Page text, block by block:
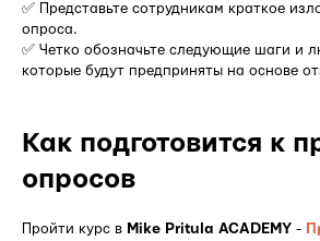
✅ Представьте сотрудникам краткое
опроса.
✅ Четко обозначьте следующие шаги и
которые будут предприняты на основе
Как подготовится к
опросов
Пройти курс в Mike Pritula ACADEMY -